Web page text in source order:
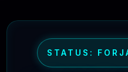
ASSINATURA?
STATUS: